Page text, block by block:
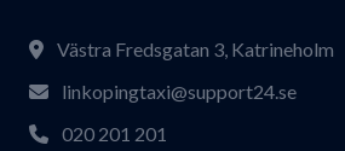
Västra Fredsgatan 3, Katrineholm
linkopingtaxi@support24.se
020 201 201